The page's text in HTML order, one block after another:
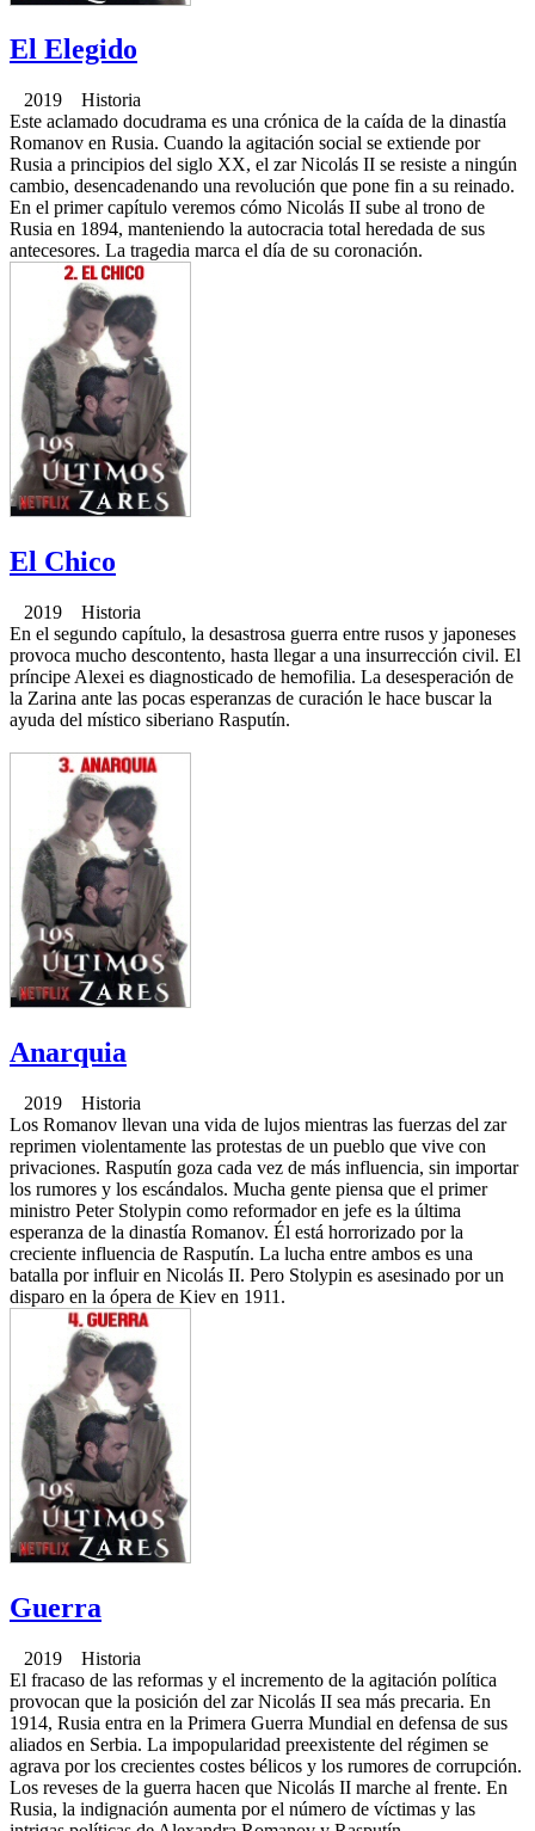
El Elegido
2019 Historia
Este aclamado docudrama es una crónica de la caída de la dinastía
Romanov en Rusia. Cuando la agitación social se extiende por
Rusia a principios del siglo XX, el zar Nicolás II se resiste a ningún
cambio, desencadenando una revolución que pone fin a su reinado.
En el primer capítulo veremos cómo Nicolás II sube al trono de
Rusia en 1894, manteniendo la autocracia total heredada de sus
antecesores. La tragedia marca el día de su coronación.
El Chico
2019 Historia
En el segundo capítulo, la desastrosa guerra entre rusos y japoneses
provoca mucho descontento, hasta llegar a una insurrección civil. El
príncipe Alexei es diagnosticado de hemofilia. La desesperación de
la Zarina ante las pocas esperanzas de curación le hace buscar la
ayuda del místico siberiano Rasputín.
Anarquia
2019 Historia
Los Romanov llevan una vida de lujos mientras las fuerzas del zar
reprimen violentamente las protestas de un pueblo que vive con
privaciones. Rasputín goza cada vez de más influencia, sin importar
los rumores y los escándalos. Mucha gente piensa que el primer
ministro Peter Stolypin como reformador en jefe es la última
esperanza de la dinastía Romanov. Él está horrorizado por la
creciente influencia de Rasputín. La lucha entre ambos es una
batalla por influir en Nicolás II. Pero Stolypin es asesinado por un
disparo en la ópera de Kiev en 1911.
Guerra
2019 Historia
El fracaso de las reformas y el incremento de la agitación política
provocan que la posición del zar Nicolás II sea más precaria. En
1914, Rusia entra en la Primera Guerra Mundial en defensa de sus
aliados en Serbia. La impopularidad preexistente del régimen se
agrava por los crecientes costes bélicos y los rumores de corrupción.
Los reveses de la guerra hacen que Nicolás II marche al frente. En
Rusia, la indignación aumenta por el número de víctimas y las